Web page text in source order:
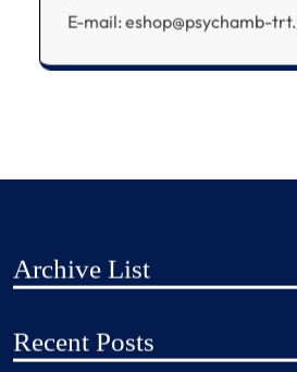
E-mail: eshop@psychamb-
Archive List
Recent Posts